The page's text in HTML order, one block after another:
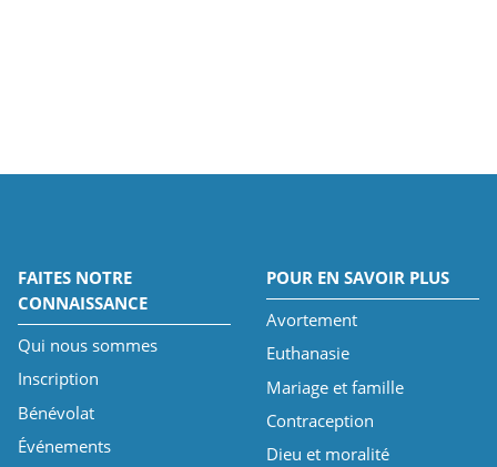
FAITES NOTRE
CONNAISSANCE
Qui nous sommes
Inscription
Bénévolat
Événements
POUR EN SAVOIR PLUS
Avortement
Euthanasie
Mariage et famille
Contraception
Dieu et moralité